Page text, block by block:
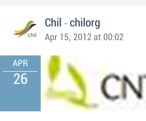
Chil - chilorg
Apr 15, 2012 at 00:02
APR
26